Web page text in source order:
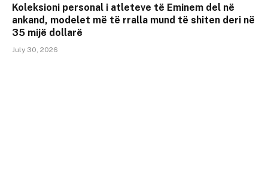
Koleksioni personal i atleteve të Eminem del në
ankand, modelet më të rralla mund të shiten deri në
35 mijë dollarë
July 30, 2026